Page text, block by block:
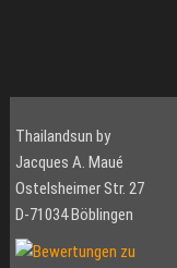
Thailandsun by
Jacques A. Maué
Ostelsheimer Str. 27
D-71034 Böblingen